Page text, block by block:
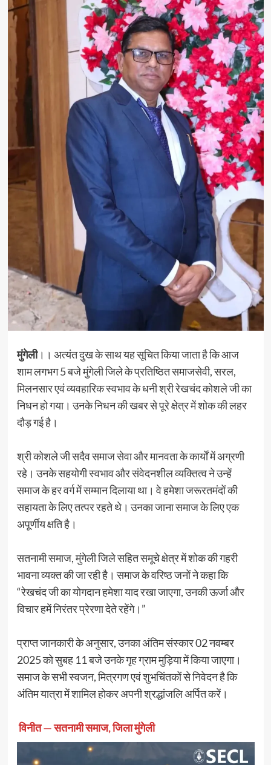
मुंगेली।। अत्यंत दुख के साथ यह सूचित किया जाता है कि आज
शाम लगभग 5 बजे मुंगेली जिले के प्रतिष्ठित समाजसेवी, सरल,
मिलनसार एवं व्यवहारिक स्वभाव के धनी श्री रेखचंद कोशले जी का
निधन हो गया। उनके निधन की खबर से पूरे क्षेत्र में शोक की लहर
दौड़ गई है।
श्री कोशले जी सदैव समाज सेवा और मानवता के कार्यों में अग्रणी
रहे। उनके सहयोगी स्वभाव और संवेदनशील व्यक्तित्व ने उन्हें
समाज के हर वर्ग में सम्मान दिलाया था। वे हमेशा जरूरतमंदों की
सहायता के लिए तत्पर रहते थे। उनका जाना समाज के लिए एक
अपूर्णीय क्षति है।
सतनामी समाज, मुंगेली जिले सहित समूचे क्षेत्र में शोक की गहरी
भावना व्यक्त की जा रही है। समाज के वरिष्ठ जनों ने कहा कि
“रेखचंद जी का योगदान हमेशा याद रखा जाएगा, उनकी ऊर्जा और
विचार हमें निरंतर प्रेरणा देते रहेंगे।”
प्राप्त जानकारी के अनुसार, उनका अंतिम संस्कार 02 नवम्बर
2025 को सुबह 11 बजे उनके गृह ग्राम मुड़िया में किया जाएगा।
समाज के सभी स्वजन, मित्रगण एवं शुभचिंतकों से निवेदन है कि
अंतिम यात्रा में शामिल होकर अपनी श्रद्धांजलि अर्पित करें।
विनीत — सतनामी समाज, जिला मुंगेली